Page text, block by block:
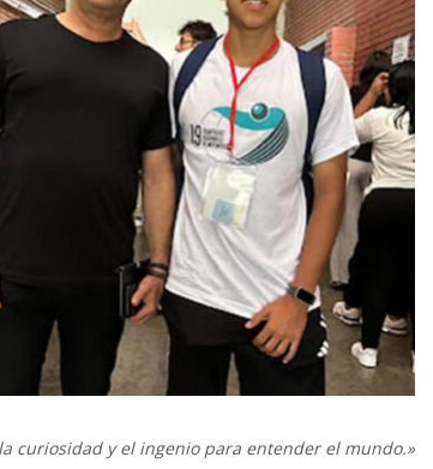
curiosidad y el ingenio para entender el mundo.»